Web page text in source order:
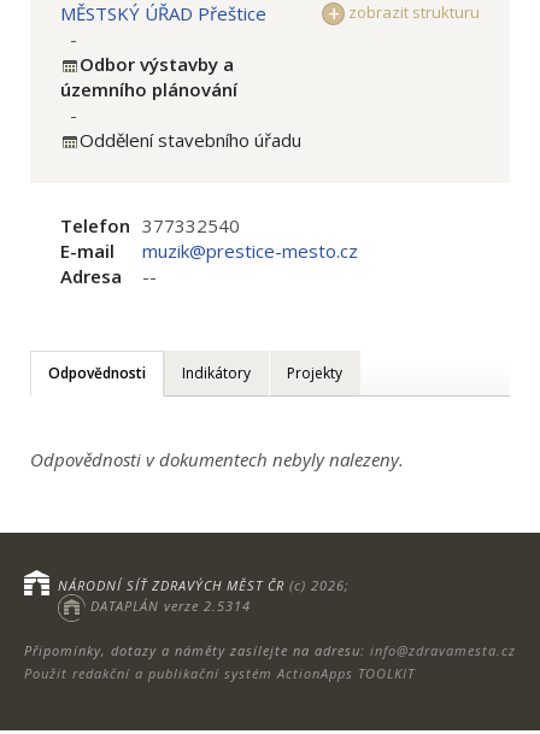
zobrazit strukturu
MĚSTSKÝ ÚŘAD Přeštice
-
Odbor výstavby a
územního plánování
-
Oddělení stavebního úřadu
Telefon 377332540
E-mail
muzik@prestice-mesto.cz
Adresa
--
Odpovědnosti Indikátory Projekty
Odpovědnosti v dokumentech nebyly nalezeny.
Připomínky, dotazy a náměty zasílejte na adresu: info@zdravamesta.cz
Použit redakční a publikační systém ActionApps TOOLKIT
NÁRODNÍ SÍŤ ZDRAVÝCH MĚST ČR (c) 2026;
DATAPLÁN verze 2.5314